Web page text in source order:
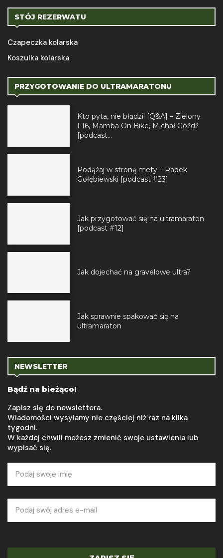
STÓJ REZERWATU
Czapeczka kolarska
Koszulka kolarska
PRZYGOTOWANIE DO ULTRAMARATONU
Kto pyta, nie błądzi! [Q&A] – Zielony
F16, Mamba On Bike, Michał Góźdź
[podcast...
Podążaj w stronę mety – Radek
Gołębiewski [podcast #23]
Jak przygotować się na ultramaraton
[podcast #12]
Jak dojechać na gravelowe ultra?
Jak sprawnie spakować się na
ultramaraton
NEWSLETTER
Bądź na bieżąco!
Zapisz się do newslettera.
Wiadomości wysyłamy nie częściej niż raz na kilka
tygodni.
W każdej chwili możesz zmienić swoje ustawienia lub
wypisać się.